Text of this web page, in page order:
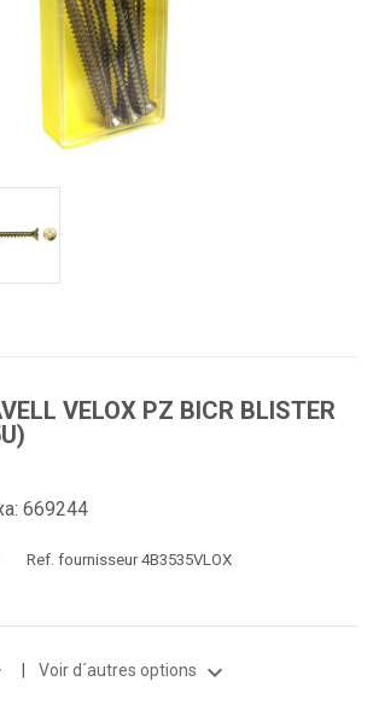
VELOX PZ BICR BLISTER
669244
Ref. fournisseur 4B3535VLOX
Voir d´autres options expand_more